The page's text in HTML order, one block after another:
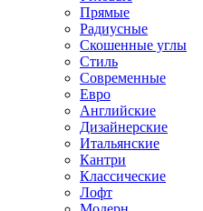
Прямые
Радиусные
Скошенные углы
Стиль
Современные
Евро
Английские
Дизайнерские
Итальянские
Кантри
Классические
Лофт